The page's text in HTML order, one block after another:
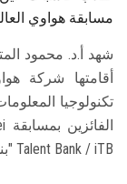
مسابقة هواوي
شهد أ.د. محمود
أقامتها شركة
تكنولوجيا
Talent Bank / iTB "بنك المواهب".